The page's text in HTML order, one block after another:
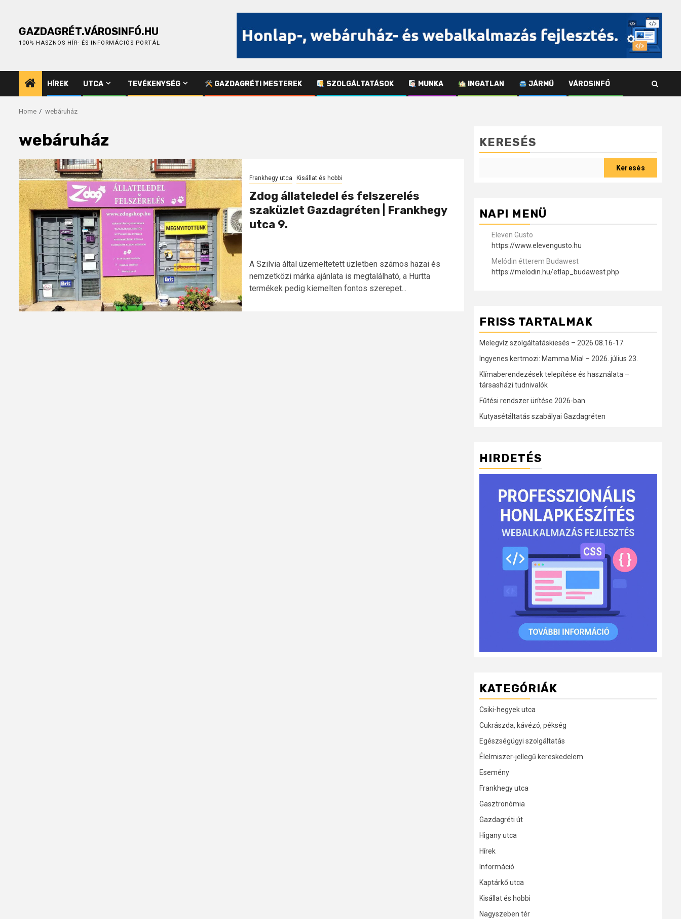
contentGAZDAGRÉT.VÁROSINFÓ.HU
100% HASZNOS HÍR- ÉS INFORMÁCIÓS PORTÁL
HÍREK UTCA TEVÉKENYSÉG GAZDAGRÉTI MESTEREK SZOLGÁLTATÁSOK MUNKA INGATLAN JÁRMŰ VÁROSINFÓ
Home webáruház
webáruház
Frankhegy utca Kisállat és hobbi
Zdog állateledel és felszerelés
szaküzlet Gazdagréten | Frankhegy
utca 9.
A Szilvia által üzemeltetett üzletben számos hazai és
nemzetközi márka ajánlata is megtalálható, a Hurtta
termékek pedig kiemelten fontos szerepet...
KERESÉS
Keresés
NAPI MENÜ
Eleven Gusto
https://www.elevengusto.hu
Melódin étterem Budawest
https://melodin.hu/etlap_budawest.php
FRISS TARTALMAK
Melegvíz szolgáltatáskiesés – 2026.08.16-17.
Ingyenes kertmozi: Mamma Mia! – 2026. július 23.
Klímaberendezések telepítése és használata –
társasházi tudnivalók
Fűtési rendszer ürítése 2026-ban
Kutyasétáltatás szabályai Gazdagréten
HIRDETÉS
KATEGÓRIÁK
Csiki-hegyek utca
Cukrászda, kávézó, pékség
Egészségügyi szolgáltatás
Élelmiszer-jellegű kereskedelem
Esemény
Frankhegy utca
Gasztronómia
Gazdagréti út
Higany utca
Hírek
Információ
Kaptárkő utca
Kisállat és hobbi
Nagyszeben tér